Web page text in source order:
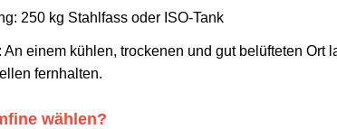
250 kg Stahlfass oder ISO-Tank
An einem kühlen, trockenen und gut belüfteten Ort
fernhalten.
wählen?